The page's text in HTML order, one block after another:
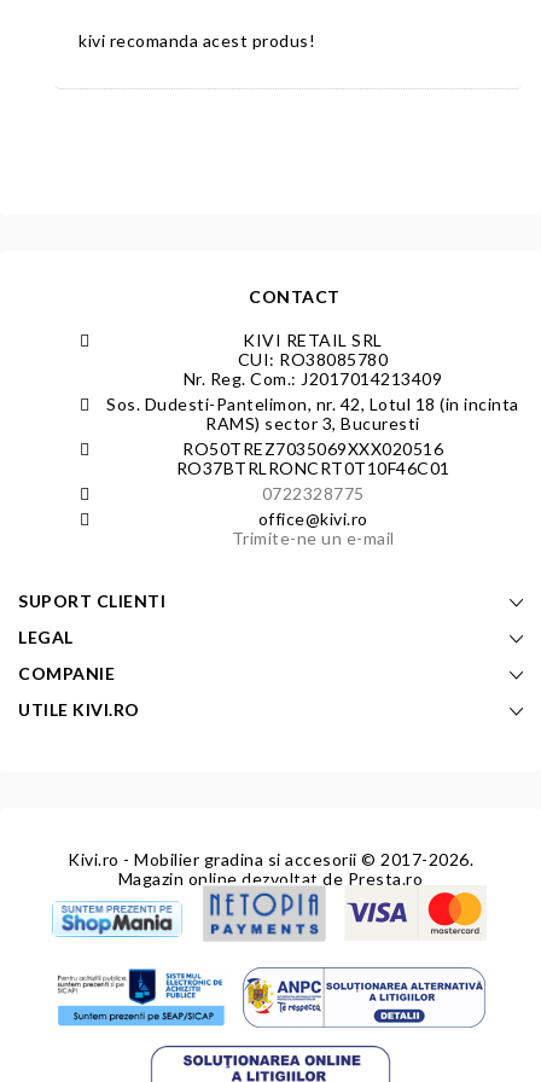
kivi recomanda acest produs!
CONTACT
KIVI RETAIL SRL
CUI: RO38085780
Nr. Reg. Com.: J2017014213409
Sos. Dudesti-Pantelimon, nr. 42, Lotul 18 (in incinta
RAMS) sector 3, Bucuresti
RO50TREZ7035069XXX020516
RO37BTRLRONCRT0T10F46C01
0722328775
office@kivi.ro
Trimite-ne un e-mail
SUPORT CLIENTI
LEGAL
COMPANIE
UTILE KIVI.RO
Kivi.ro - Mobilier gradina si accesorii © 2017-2026.
Magazin online dezvoltat de Presta.ro